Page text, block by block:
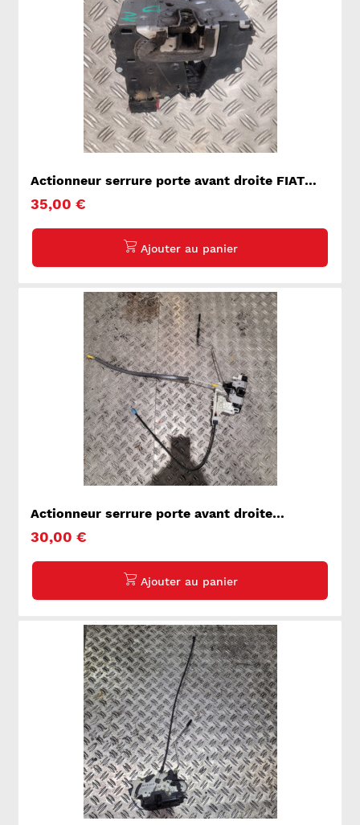
Actionneur serrure porte avant droite FIAT
35,00 €
Actionneur serrure porte avant droite
30,00 €